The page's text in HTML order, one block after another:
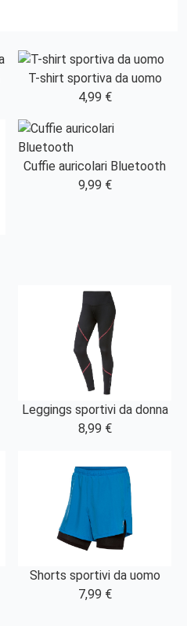
T-shirt sportiva da uomo
4,99 €
Cuffie auricolari Bluetooth
9,99 €
Leggings sportivi da donna
8,99 €
Shorts sportivi da uomo
7,99 €